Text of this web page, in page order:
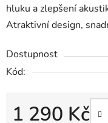
hluku a zlepšení
Atraktivní design,
Dostupnost
Kód:
1 290 Kč